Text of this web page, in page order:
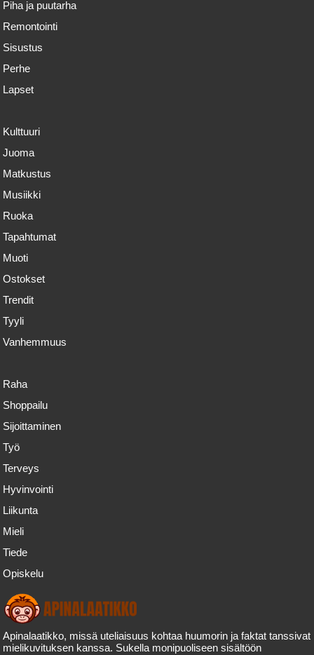
Piha ja puutarha
Remontointi
Sisustus
Perhe
Lapset
Kulttuuri
Juoma
Matkustus
Musiikki
Ruoka
Tapahtumat
Muoti
Ostokset
Trendit
Tyyli
Vanhemmuus
Raha
Shoppailu
Sijoittaminen
Työ
Terveys
Hyvinvointi
Liikunta
Mieli
Tiede
Opiskelu
Apinalaatikko, missä uteliaisuus kohtaa huumorin ja faktat tanssivat
mielikuvituksen kanssa. Sukella monipuoliseen sisältöön